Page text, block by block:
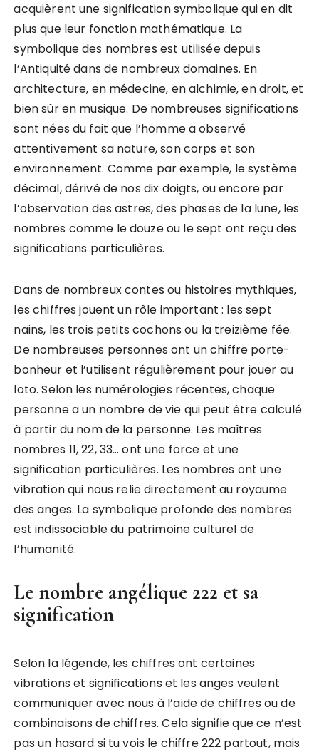
acquièrent une signification symbolique qui en dit
plus que leur fonction mathématique. La
symbolique des nombres est utilisée depuis
l’Antiquité dans de nombreux domaines. En
architecture, en médecine, en alchimie, en droit, et
bien sûr en musique. De nombreuses significations
sont nées du fait que l’homme a observé
attentivement sa nature, son corps et son
environnement. Comme par exemple, le système
décimal, dérivé de nos dix doigts, ou encore par
l’observation des astres, des phases de la lune, les
nombres comme le douze ou le sept ont reçu des
significations particulières.
Dans de nombreux contes ou histoires mythiques,
les chiffres jouent un rôle important : les sept
nains, les trois petits cochons ou la treizième fée.
De nombreuses personnes ont un chiffre porte-
bonheur et l’utilisent régulièrement pour jouer au
loto. Selon les numérologies récentes, chaque
personne a un nombre de vie qui peut être calculé
à partir du nom de la personne. Les maîtres
nombres 11, 22, 33… ont une force et une
signification particulières. Les nombres ont une
vibration qui nous relie directement au royaume
des anges. La symbolique profonde des nombres
est indissociable du patrimoine culturel de
l’humanité.
Le nombre angélique 222 et sa
signification
Selon la légende, les chiffres ont certaines
vibrations et significations et les anges veulent
communiquer avec nous à l’aide de chiffres ou de
combinaisons de chiffres. Cela signifie que ce n’est
pas un hasard si tu vois le chiffre 222 partout, mais